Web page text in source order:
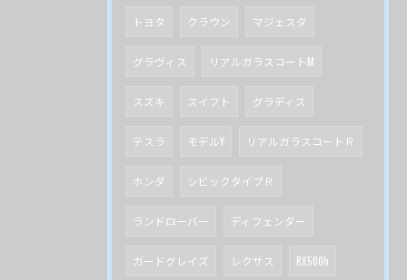
トヨタ クラウン マジェスタ
グラヴィス リアルガラスコートM
スズキ スイフト グラディス
テスラ モデルY リアルガラスコートＲ
ホンダ シビックタイプＲ
ランドローバー ディフェンダー
ガードグレイズ レクサス RX500h